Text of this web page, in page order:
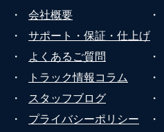
・ 会社概要 ・
・
サポート・保証・仕上げ
・
よくあるご質問 ・
・
トラック情報コラム ・
・
スタッフブログ ・
・
プライバシーポリシー ・